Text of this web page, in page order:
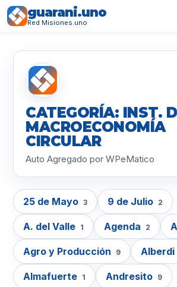
guarani.uno
Red Misiones.uno
CATEGORÍA: INST.
MACROECONOMÍA
CIRCULAR
Auto Agregado por WPeMatico
25 de Mayo 3 9 de Julio 2
A. del Valle 1 Agenda 2
Agro y Producción 9 Alberdi
Almafuerte 1 Andresito 9